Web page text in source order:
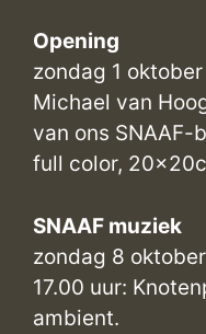
Opening
zondag 1
Michael van
van ons SNAAF-
full color,
SNAAF muziek
zondag 8
17.00 uur:
ambient.